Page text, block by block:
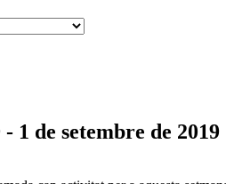
1 de setembre de 2019